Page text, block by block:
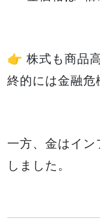
👉 株式も商品
終的には金融危
一方、金はイ
しました。